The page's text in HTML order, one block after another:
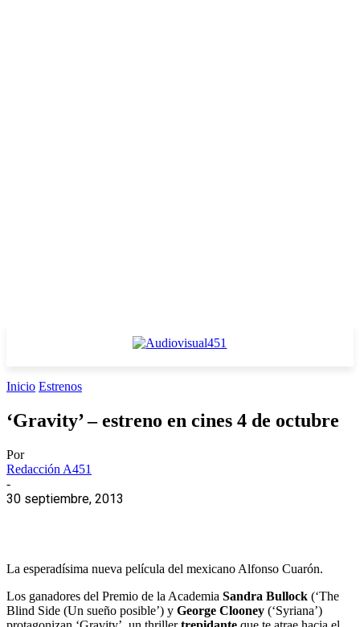
Inicio Estrenos
‘Gravity’ – estreno en cines 4 de octubre
Por
Redacción A451
-
30 septiembre, 2013
La esperadísima nueva película del mexicano Alfonso Cuarón.
Los ganadores del Premio de la Academia Sandra Bullock (‘The
Blind Side (Un sueño posible’) y George Clooney (‘Syriana’)